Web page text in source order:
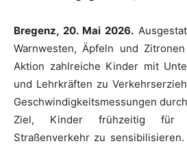
Bregenz, 20. Mai 2026.
Warnwesten, Äpfeln und
Aktion zahlreiche Kinder mit
und Lehrkräften zu
Geschwindigkeitsmessungen
Ziel, Kinder frühzeitig für
Straßenverkehr zu